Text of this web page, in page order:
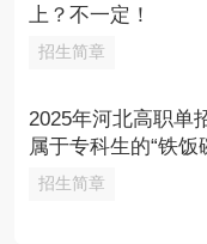
上？不一定！
招生简章
2025年河北高职单
属于专科生的“铁饭
招生简章